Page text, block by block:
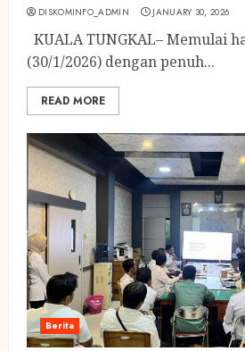
DISKOMINFO_ADMIN JANUARY 30, 2026
KUALA TUNGKAL– Memulai
(30/1/2026) dengan penuh...
READ MORE
Berita